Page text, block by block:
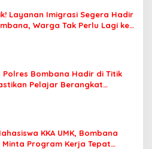
Layanan Imigrasi Segera Hadir
Warga Tak Perlu Lagi ke
Bombana Hadir di Titik
Pelajar Berangkat
KKA UMK, Bombana
Minta Program Kerja Tepat